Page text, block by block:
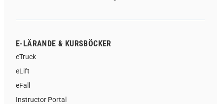
E-LÄRANDE & KURSBÖCKER
eTruck
eLift
eFall
Instructor Portal